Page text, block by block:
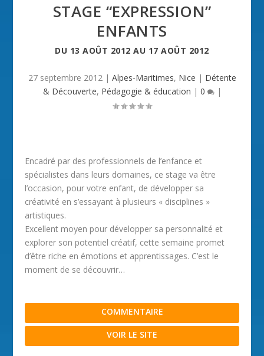
STAGE “EXPRESSION”
ENFANTS
DU 13 AOÛT 2012 AU 17 AOÛT 2012
27 septembre 2012| Alpes-Maritimes, Nice | Détente
& Découverte, Pédagogie & éducation | 0 |
Encadré par des professionnels de l’enfance et
spécialistes dans leurs domaines, ce stage va être
l’occasion, pour votre enfant, de développer sa
créativité en s’essayant à plusieurs « disciplines »
artistiques.
Excellent moyen pour développer sa personnalité et
explorer son potentiel créatif, cette semaine promet
d’être riche en émotions et apprentissages. C’est le
moment de se découvrir…
COMMENTAIRE
VOIR LE SITE